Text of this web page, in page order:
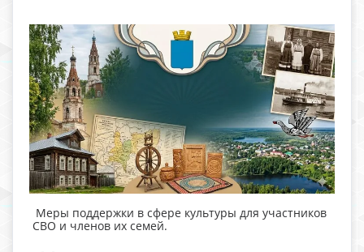
Меры поддержки в сфере культуры для участников
СВО и членов их семей.